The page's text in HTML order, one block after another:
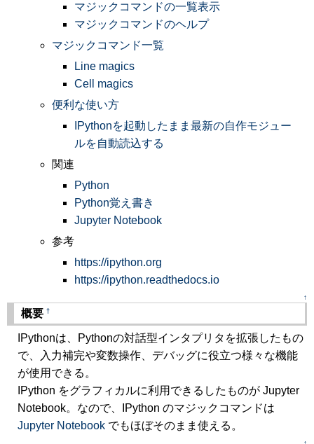
マジックコマンドの一覧表示
マジックコマンドのヘルプ
マジックコマンド一覧
Line magics
Cell magics
便利な使い方
IPythonを起動したまま最新の自作モジュー
ルを自動読込する
関連
Python
Python覚え書き
Jupyter Notebook
参考
https://ipython.org
https://ipython.readthedocs.io
↑
概要 †
IPythonは、Pythonの対話型インタプリタを拡張したもの
で、入力補完や変数操作、デバッグに役立つ様々な機能
が使用できる。
IPython をグラフィカルに利用できるしたものが Jupyter
Notebook。なので、IPython のマジックコマンドは
Jupyter Notebook でもほぼそのまま使える。